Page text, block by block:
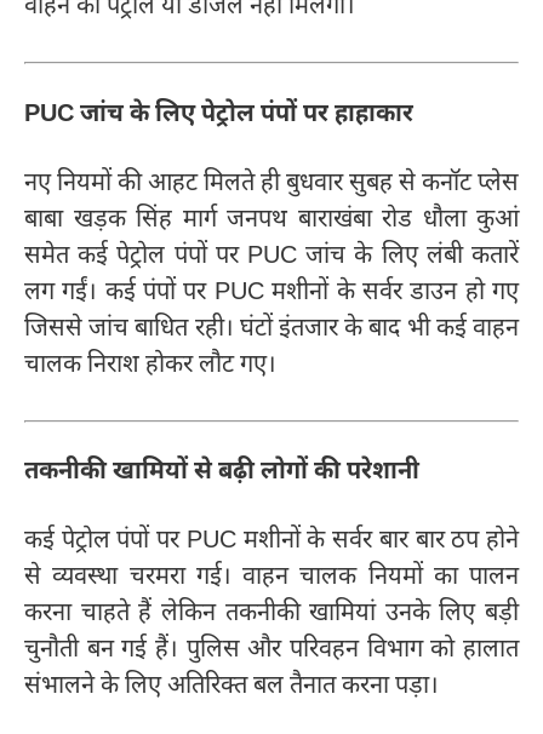
वाहन को पेट्रोल या डीजल नहीं मिलेगा।
PUC जांच के लिए पेट्रोल पंपों पर हाहाकार
नए नियमों की आहट मिलते ही बुधवार सुबह से कनॉट प्लेस
बाबा खड़क सिंह मार्ग जनपथ बाराखंबा रोड धौला कुआं
समेत कई पेट्रोल पंपों पर PUC जांच के लिए लंबी कतारें
लग गईं। कई पंपों पर PUC मशीनों के सर्वर डाउन हो गए
जिससे जांच बाधित रही। घंटों इंतजार के बाद भी कई वाहन
चालक निराश होकर लौट गए।
तकनीकी खामियों से बढ़ी लोगों की परेशानी
कई पेट्रोल पंपों पर PUC मशीनों के सर्वर बार बार ठप होने
से व्यवस्था चरमरा गई। वाहन चालक नियमों का पालन
करना चाहते हैं लेकिन तकनीकी खामियां उनके लिए बड़ी
चुनौती बन गई हैं। पुलिस और परिवहन विभाग को हालात
संभालने के लिए अतिरिक्त बल तैनात करना पड़ा।